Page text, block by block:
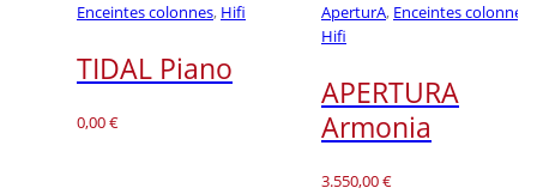
Enceintes colonnes, Hifi
TIDAL Piano
0,00€
AperturA, Enceintes colonnes
Hifi
APERTURA
Armonia
3.550,00€